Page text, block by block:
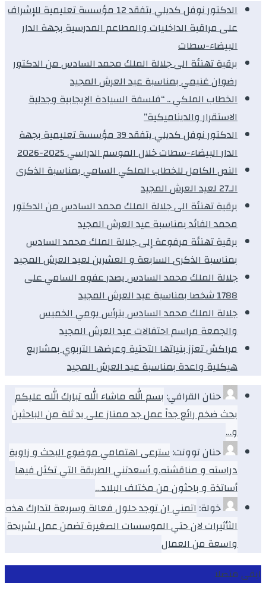
الدكتور نوفل كديلي يتفقد 12 مؤسسة تعليمية للإشراف
على مراقبة الداخليات والمطاعم المدرسية بجهة الدار
البيضاء-سطات
برقية تهنئة الى جلالة الملك محمد السادس من الدكتور
رضوان غنيمي بمناسبة عيد العرش المجيد
الخطاب الملكي .. “فلسفة السيادة الإيجابية وجدلية
الاستقرار والديناميكية”
الدكتور نوفل كديلي يتفقد 39 مؤسسة تعليمية بجهة
الدار البيضاء-سطات خلال الموسم الدراسي 2025-2026
النص الكامل للخطاب الملكي السامي بمناسبة الذكرى
الـ27 لعيد العرش المجيد
برقية تهنئة الى جلالة الملك محمد السادس من الدكتور
محمد الفائد بمناسبة عيد العرش المجيد
برقية تهنئة مرفوعة إلى جلالة الملك محمد السادس
بمناسبة الذكرى السابعة و العشرين لعيد العرش المجيد
جلالة الملك محمد السادس يصدر عفوه السامي على
1788 شخصا بمناسبة عيد العرش المجيد
جلالة الملك محمد السادس يترأس يومي الخميس
والجمعة مراسم احتفالات عيد العرش المجيد
مراكش تعزز بنياتها التحتية وعرضها التربوي بمشاريع
هيكلية واعدة بمناسبة عيد العرش المجيد
حنان القرافي: بسم الله ماشاء الله تبارك الله عليكم
بحث ضخم رائع جداً عمل جد ممتاز على يد ثلة من الباحثين
و…
حنان توونت:سترعى اهتمامي موضوع البحث و زاوية
دراسته و مناقشته.و أسعدتني الطريقة التي تكثل فيها
أساتذة و باحثون من مختلف البلاد…
خولة:اتمني ان توجد حلول فعالة وسريعة لتدارك هذه
الثأثيرات لان حتي الموسسات الصغيرة تضمن عمل لشريحة
واسعة من العمال
ابقى متصلا